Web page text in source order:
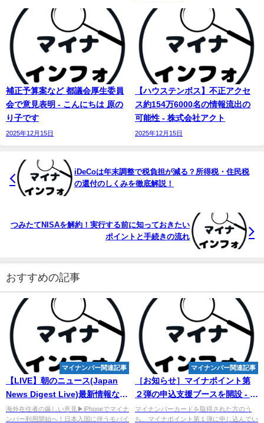
補正予算案など 都議会厚生委員
会で意見表明 - こんにちは 原の
り子です
2025年12月15日
【ハウステンボス】不正アクセ
ス約154万6000名の情報流出の
可能性 - 株式会社アクト
2025年12月15日
iDeCoは年末調整で税負担が減る？所得税・住民税
の還付のしくみを徹底解説！
つみたてNISAを解約！実行する前に知っておきたい
ポイントと手続きの流れ
おすすめの記事
マイナンバー関連記事
【LIVE】朝のニュース(Japan
News Digest Live)最新情報など
｜TBS NEWS DIG（6月3日）
海外在住者の厳しい意見▶︎iPhoneでマイナ
ンバー利用開始へ！日本入国に伴うモバイ
マイナンバー関連記事
［お知らせ］マイナポイント第
２弾の申込支援ブースを開設 - 砺
波市
マイナンバーカードを取得された方のう
ち、マイナポイント第１弾に申し込んでい